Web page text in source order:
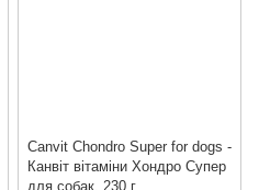
Canvit Chondro Super for dogs -
Канвіт вітаміни Хондро Супер
для собак, 230 г